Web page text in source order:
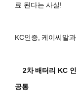
료 된다는 사실!
KC인증, 케이씨알
2차 배터리 KC
공통